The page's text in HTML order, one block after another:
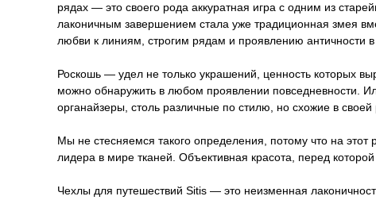
рядах — это своего рода аккуратная игра с одним из
лаконичным завершением стала уже традиционная змея
любви к линиям, строгим рядам и проявлению античности в
Роскошь — удел не только украшений, ценность которых
можно обнаружить в любом проявлении повседневности.
органайзеры, столь различные по стилю, но схожие в своей
Мы не стесняемся такого определения, потому что на
лидера в мире тканей. Объективная красота, перед
Чехлы для путешествий Sitis — это неизменная